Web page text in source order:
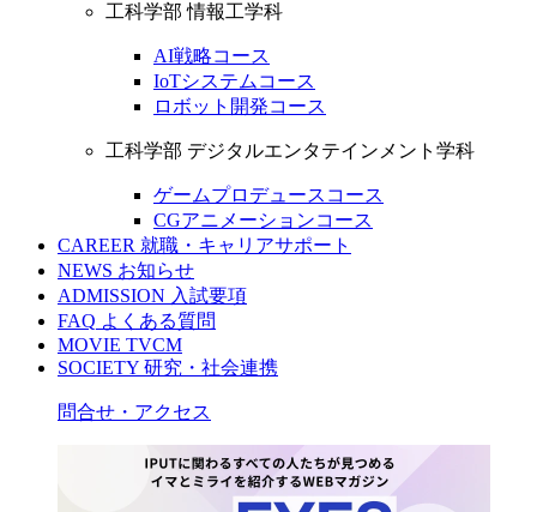
工科学部 情報工学科
AI戦略コース
IoTシステムコース
ロボット開発コース
工科学部 デジタルエンタテインメント学科
ゲームプロデュースコース
CGアニメーションコース
CAREER 就職・キャリアサポート
NEWS お知らせ
ADMISSION 入試要項
FAQ よくある質問
MOVIE TVCM
SOCIETY 研究・社会連携
問合せ・アクセス